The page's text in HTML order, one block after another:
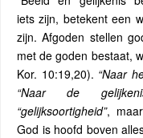
iets zijn, betekent een
zijn. Afgoden stellen
met de goden bestaat,
Kor. 10:19,20). “Naar
“Naar de
“gelijksoortigheid”,
God is hoofd boven